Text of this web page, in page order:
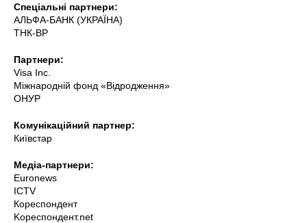
Спеціальні партнери:
АЛЬФА-БАНК (УКРАЇНА)
TНК-BP
Партнери:
Visa Inc.
Міжнародній фонд «Відродження»
ОНУР
Комунікаційний партнер:
Київстар
Медіа-партнери:
Euronews
ICTV
Кореспондент
Kореспондент.net